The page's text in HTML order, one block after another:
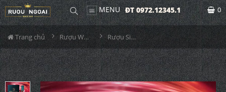
MENU ĐT 0972.12345.1 0
Trang chủ Rượu Whisky Rượu Singleton 39YO